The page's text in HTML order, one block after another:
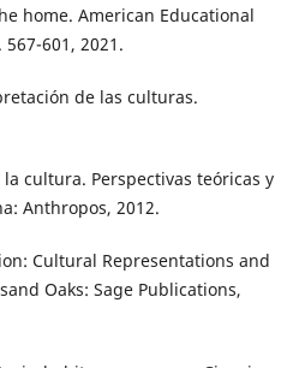
home. American Educational
601, 2021.
de las culturas.
cultura. Perspectivas teóricas y
Anthropos, 2012.
Cultural Representations and
Oaks: Sage Publications,